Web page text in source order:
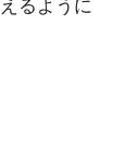
るように